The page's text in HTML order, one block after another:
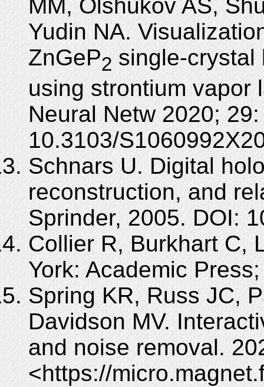
MM, Olshukov AS,
Yudin NA.
ZnGeP2 single-crystal
using strontium vapor
Neural Netw 2020;
10.3103/
Schnars U. Digital
reconstruction, and
Sprinder, 2005. DOI:
Collier R, Burkhart C,
York: Academic
Spring KR, Russ JC,
Davidson MV.
and noise removal.
<https://